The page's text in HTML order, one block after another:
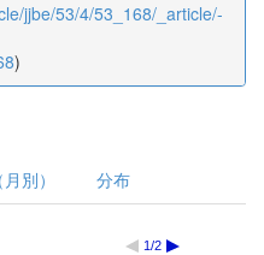
jjbe/53/4/53_168/_article/-
)
別） 分布
1/2